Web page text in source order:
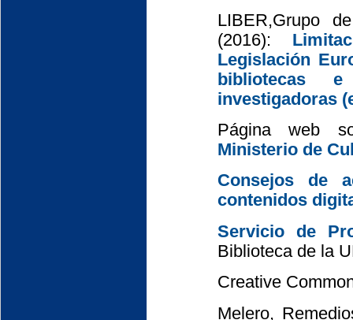
LIBER,Grupo
(2016):
Legislación
bibliotecas
investigadoras
Página web
Ministerio de
Consejos de
contenidos
Servicio de
Biblioteca de la
Creative
Melero,